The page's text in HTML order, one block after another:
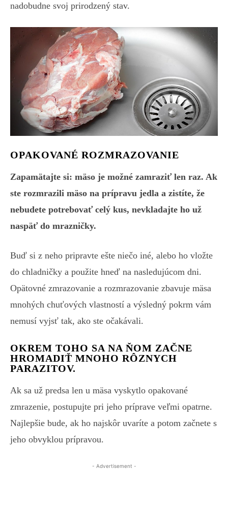
nadobudne svoj prirodzený stav.
OPAKOVANÉ ROZMRAZOVANIE
Zapamätajte si: mäso je možné zamraziť len raz. Ak
ste rozmrazili mäso na prípravu jedla a zistíte, že
nebudete potrebovať celý kus, nevkladajte ho už
naspäť do mrazničky.
Buď si z neho pripravte ešte niečo iné, alebo ho vložte
do chladničky a použite hneď na nasledujúcom dni.
Opätovné zmrazovanie a rozmrazovanie zbavuje mäsa
mnohých chuťových vlastností a výsledný pokrm vám
nemusí vyjsť tak, ako ste očakávali.
OKREM TOHO SA NA ŇOM ZAČNE
HROMADIŤ MNOHO RÔZNYCH
PARAZITOV.
Ak sa už predsa len u mäsa vyskytlo opakované
zmrazenie, postupujte pri jeho príprave veľmi opatrne.
Najlepšie bude, ak ho najskôr uvaríte a potom začnete s
jeho obvyklou prípravou.
- Advertisement -